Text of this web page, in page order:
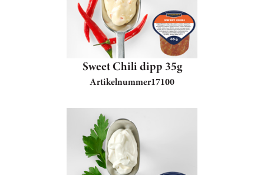
Sweet Chili dipp 35g
Artikelnummer17100